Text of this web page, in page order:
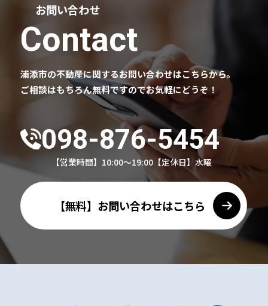
お問い合わせ
Contact
浦添市の不動産に関するお問い合わせはこちらから。
ご相談はもちろん無料ですのでお気軽にどうぞ！
098-876-5454
【営業時間】10:00～19:00 【定休日】水曜
【無料】お問い合わせはこちら